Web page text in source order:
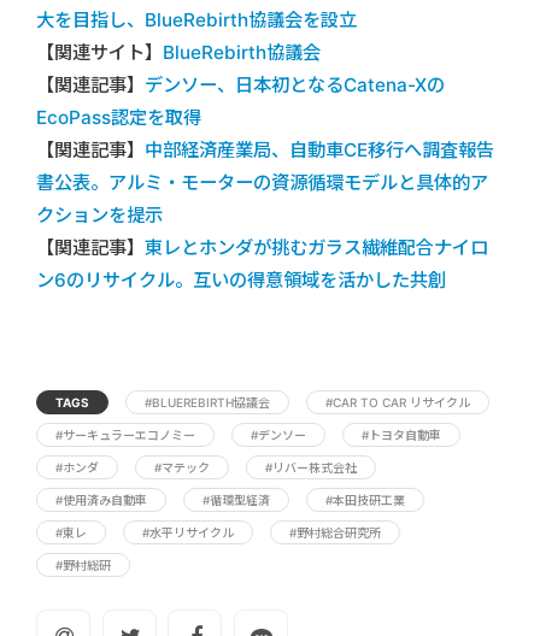
大を目指し、BlueRebirth協議会を設立
【関連サイト】 BlueRebirth協議会
【関連記事】 デンソー、日本初となるCatena-Xの
EcoPass認定を取得
【関連記事】 中部経済産業局、自動車CE移行へ調査報告
書公表。アルミ・モーターの資源循環モデルと具体的ア
クションを提示
【関連記事】 東レとホンダが挑むガラス繊維配合ナイロ
ン6のリサイクル。互いの得意領域を活かした共創
TAGS #BLUEREBIRTH協議会 #CAR TO CAR リサイクル
#サーキュラーエコノミー #デンソー #トヨタ自動車
#ホンダ #マテック #リバー株式会社
#使用済み自動車 #循環型経済 #本田技研工業
#東レ #水平リサイクル #野村総合研究所
#野村総研